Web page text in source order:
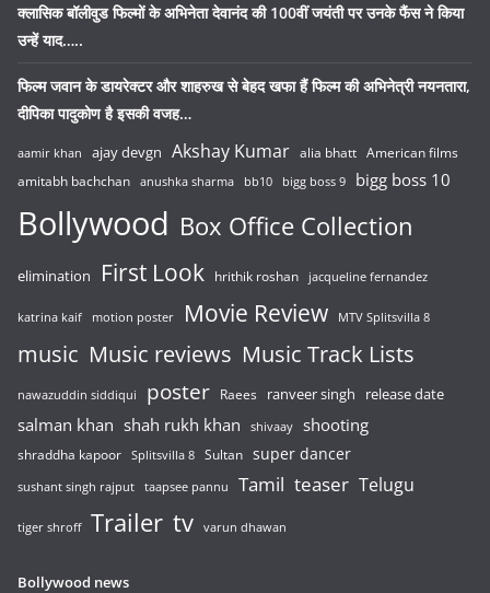
क्लासिक बॉलीवुड फिल्मों के अभिनेता देवानंद की 100वीं जयंती पर उनके फैंस ने किया
उन्हें याद…..
फिल्म जवान के डायरेक्टर और शाहरुख से बेहद खफा हैं फिल्म की अभिनेत्री नयनतारा,
दीपिका पादुकोण है इसकी वजह…
aamir khan ajay devgn Akshay Kumar alia bhatt American films
amitabh bachchan anushka sharma bb10 bigg boss 9 bigg boss 10
Bollywood Box Office Collection
elimination First Look hrithik roshan jacqueline fernandez
katrina kaif motion poster Movie Review MTV Splitsvilla 8
music Music reviews Music Track Lists
nawazuddin siddiqui poster Raees ranveer singh release date
salman khan shah rukh khan shivaay shooting
shraddha kapoor Splitsvilla 8 Sultan super dancer
sushant singh rajput taapsee pannu Tamil teaser Telugu
tiger shroff Trailer tv varun dhawan
Bollywood news